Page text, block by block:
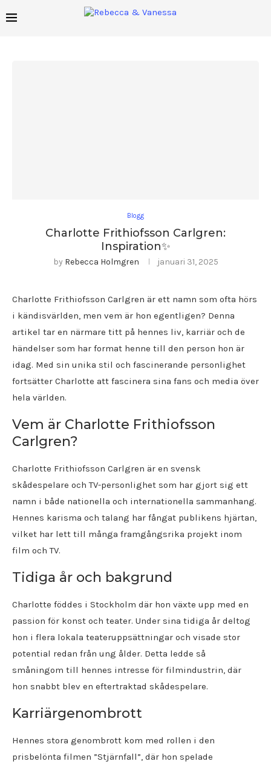
Blogg
Charlotte Frithiofsson Carlgren:
Inspiration✨
by Rebecca Holmgren januari 31, 2025
Charlotte Frithiofsson Carlgren är ett namn som ofta hörs
i kändisvärlden, men vem är hon egentligen? Denna
artikel tar en närmare titt på hennes liv, karriär och de
händelser som har format henne till den person hon är
idag. Med sin unika stil och fascinerande personlighet
fortsätter Charlotte att fascinera sina fans och media över
hela världen.
Vem är Charlotte Frithiofsson
Carlgren?
Charlotte Frithiofsson Carlgren är en svensk
skådespelare och TV-personlighet som har gjort sig ett
namn i både nationella och internationella sammanhang.
Hennes karisma och talang har fångat publikens hjärtan,
vilket har lett till många framgångsrika projekt inom
film och TV.
Tidiga år och bakgrund
Charlotte föddes i Stockholm där hon växte upp med en
passion för konst och teater. Under sina tidiga år deltog
hon i flera lokala teateruppsättningar och visade stor
potential redan från ung ålder. Detta ledde så
småningom till hennes intresse för filmindustrin, där
hon snabbt blev en eftertraktad skådespelare.
Karriärgenombrott
Hennes stora genombrott kom med rollen i den
prisbelönta filmen ”Stjärnfall”, där hon spelade